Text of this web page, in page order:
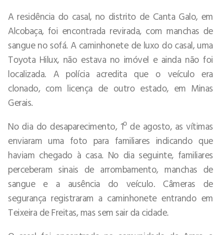
A residência do casal, no distrito de Canta Galo, em
Alcobaça, foi encontrada revirada, com manchas de
sangue no sofá. A caminhonete de luxo do casal, uma
Toyota Hilux, não estava no imóvel e ainda não foi
localizada. A polícia acredita que o veículo era
clonado, com licença de outro estado, em Minas
Gerais.
No dia do desaparecimento, 1º de agosto, as vítimas
enviaram uma foto para familiares indicando que
haviam chegado à casa. No dia seguinte, familiares
perceberam sinais de arrombamento, manchas de
sangue e a ausência do veículo. Câmeras de
segurança registraram a caminhonete entrando em
Teixeira de Freitas, mas sem sair da cidade.